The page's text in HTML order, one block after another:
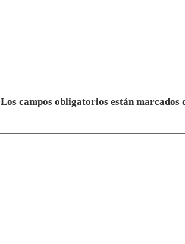
Los campos obligatorios están marcados